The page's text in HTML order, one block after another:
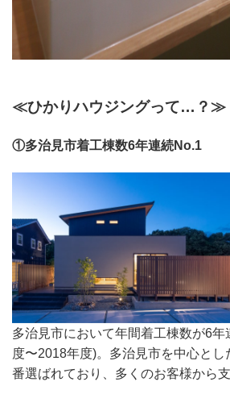
≪ひかりハウジングって…？≫
①多治見市着工棟数6年連続No.1
多治見市において年間着工棟数が6年
度〜2018年度)。多治見市を中心とし
番選ばれており、多くのお客様から